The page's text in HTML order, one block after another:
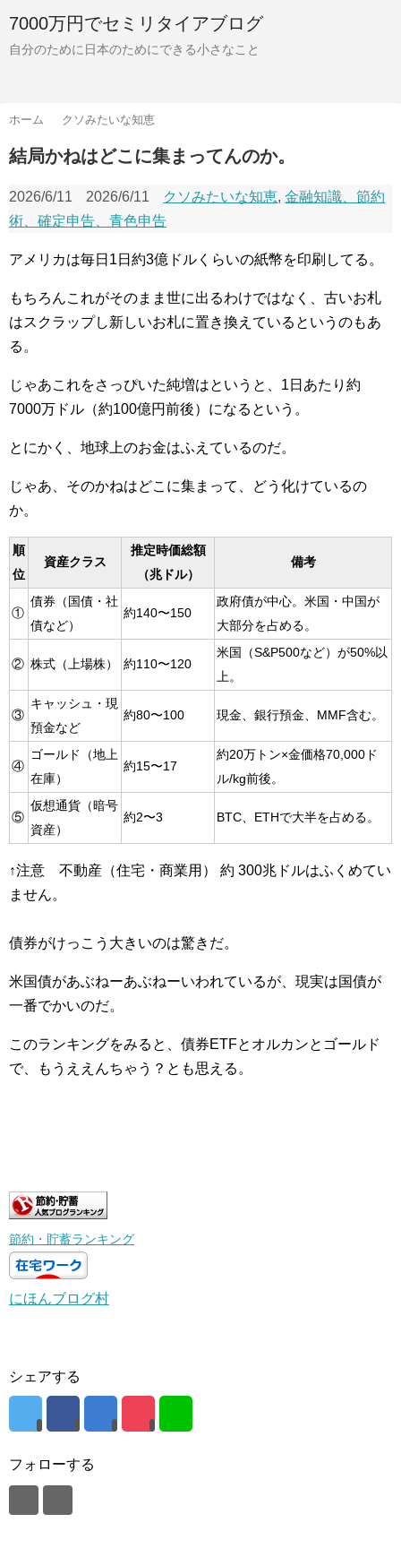
7000万円でセミリタイアブログ
自分のために日本のためにできる小さなこと
ホーム クソみたいな知恵
結局かねはどこに集まってんのか。
2026/6/11 2026/6/11 クソみたいな知恵,金融知識、節約
術、確定申告、青色申告
アメリカは毎日1日約3億ドルくらいの紙幣を印刷してる。
もちろんこれがそのまま世に出るわけではなく、古いお札
はスクラップし新しいお札に置き換えているというのもあ
る。
じゃあこれをさっぴいた純増はというと、1日あたり約
7000万ドル（約100億円前後）になるという。
とにかく、地球上のお金はふえているのだ。
じゃあ、そのかねはどこに集まって、どう化けているの
か。
順
位
資産クラス
推定時価総額
（兆ドル）
備考
①
債券（国債・社
債など）
約140〜150
政府債が中心。米国・中国が
大部分を占める。
② 株式（上場株） 約110〜120
米国（S&P500など）が50%以
上。
③
キャッシュ・現
預金など
約80〜100 現金、銀行預金、MMF含む。
④
ゴールド（地上
在庫）
約15〜17
約20万トン×金価格70,000ド
ル/kg前後。
⑤
仮想通貨（暗号
資産）
約2〜3 BTC、ETHで大半を占める。
↑注意 不動産（住宅・商業用） 約 300兆ドルはふくめてい
ません。
債券がけっこう大きいのは驚きだ。
米国債があぶねーあぶねーいわれているが、現実は国債が
一番でかいのだ。
このランキングをみると、債券ETFとオルカンとゴールド
で、もうええんちゃう？とも思える。
節約・貯蓄ランキング
にほんブログ村
シェアする
フォローする